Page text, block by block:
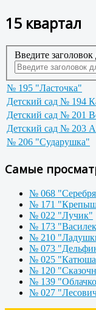
15 квартал
Введите заголовок
№ 195 "Ласточка"
Детский сад № 194
Детский сад № 201
Детский сад № 203
№ 206 "Сударушка"
Самые
№ 068
№ 171
№ 022 "Лучик"
№ 173
№ 210
№ 073
№ 025
№ 120
№ 139
№ 027